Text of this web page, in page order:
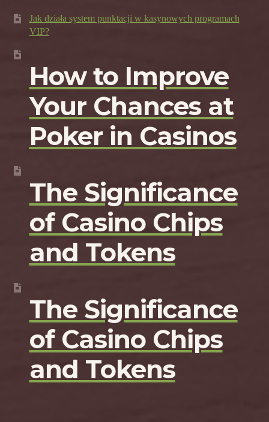
Jak działa system punktacji w kasynowych programach
VIP?
How to Improve
Your Chances at
Poker in Casinos
The Significance
of Casino Chips
and Tokens
The Significance
of Casino Chips
and Tokens